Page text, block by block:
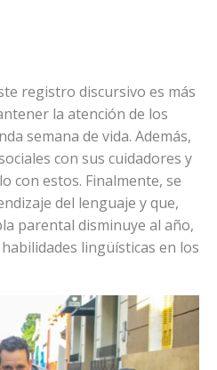
registro discursivo es más
la atención de los
semana de vida. Además,
con sus cuidadores y
con estos. Finalmente, se
del lenguaje y que,
parental disminuye al año,
lingüísticas en los